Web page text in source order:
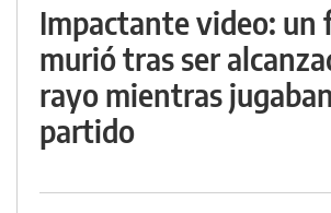
Impactante video: un
murió tras ser
rayo mientras
partido